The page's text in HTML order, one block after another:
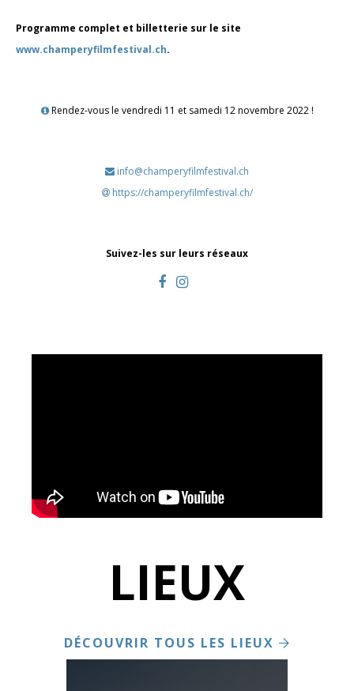
Programme complet et billetterie sur le site
www.champeryfilmfestival.ch.
Rendez-vous le vendredi 11 et samedi 12 novembre 2022 !
info@champeryfilmfestival.ch
https://champeryfilmfestival.ch/
Suivez-les sur leurs réseaux
LIEUX
DÉCOUVRIR TOUS LES LIEUX